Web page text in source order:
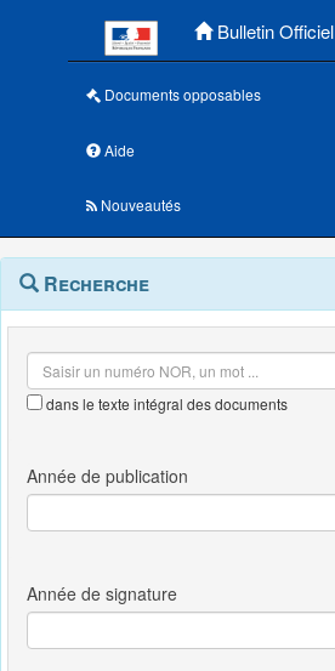
Bulletin Officiel
Documents opposables
Aide
Nouveautés
Navigation
outils
Menu
contextuel
Recherche
dans le texte intégral des documents